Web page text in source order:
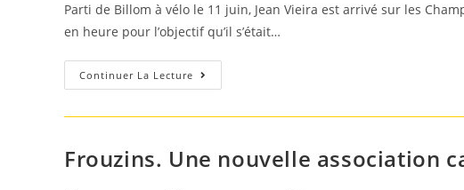
publication :
Parti de Billom à vélo le 11 juin, Jean Vieira est arrivé sur les
en heure pour l’objectif qu’il s’était…
Continuer La Lecture Défi
Caritatif
Parti
Vélo,
Frouzins. Une nouvelle association